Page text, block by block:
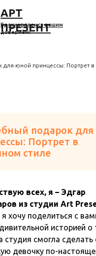
АРТ
ПРЕЗЕНТ
Вдохновляемся вашим
доверием!
юной принцессы: Портрет в
подарок
Портрет в
стиле
всех, я – Эдгар
из студии Art
я хочу поделиться с
историей о
студия смогла сделать
девочку по-